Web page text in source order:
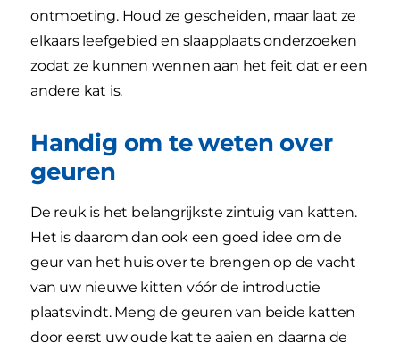
ontmoeting. Houd ze gescheiden, maar laat ze
elkaars leefgebied en slaapplaats onderzoeken
zodat ze kunnen wennen aan het feit dat er een
andere kat is.
Handig om te weten over
geuren
De reuk is het belangrijkste zintuig van katten.
Het is daarom dan ook een goed idee om de
geur van het huis over te brengen op de vacht
van uw nieuwe kitten vóór de introductie
plaatsvindt. Meng de geuren van beide katten
door eerst uw oude kat te aaien en daarna de